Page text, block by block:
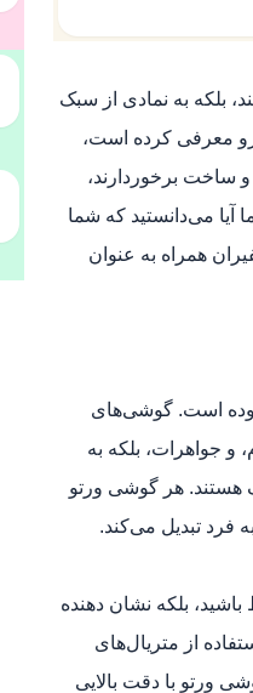
بلکه به نمادی از سبک
معرفی کرده است،
و ساخت برخوردارند،
می‌دانستید که شما
همراه به عنوان
مشغول بوده است. گوشی‌های
و جواهرات، بلکه به
معروف هستند. هر گوشی ورتو
فرد تبدیل می‌کند.
باشید، بلکه نشان دهنده
از متریال‌های
ورتو با دقت بالایی